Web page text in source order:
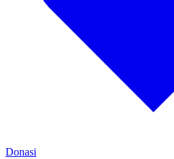
Donasi